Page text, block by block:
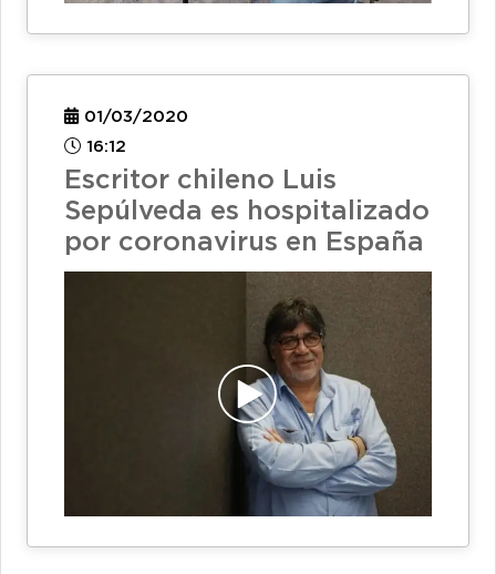
01/03/2020
16:12
Escritor chileno Luis
Sepúlveda es hospitalizado
por coronavirus en España